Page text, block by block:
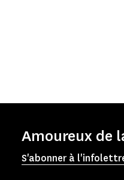
Amoureux de
S'abonner à